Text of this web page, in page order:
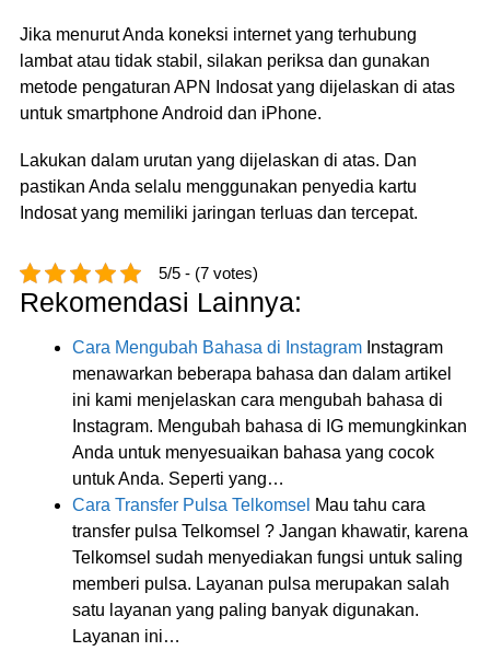
Jika menurut Anda koneksi internet yang terhubung
lambat atau tidak stabil, silakan periksa dan gunakan
metode pengaturan APN Indosat yang dijelaskan di atas
untuk smartphone Android dan iPhone.
Lakukan dalam urutan yang dijelaskan di atas. Dan
pastikan Anda selalu menggunakan penyedia kartu
Indosat yang memiliki jaringan terluas dan tercepat.
5/5 - (7 votes)
Rekomendasi Lainnya:
Cara Mengubah Bahasa di Instagram Instagram
menawarkan beberapa bahasa dan dalam artikel
ini kami menjelaskan cara mengubah bahasa di
Instagram. Mengubah bahasa di IG memungkinkan
Anda untuk menyesuaikan bahasa yang cocok
untuk Anda. Seperti yang…
Cara Transfer Pulsa Telkomsel Mau tahu cara
transfer pulsa Telkomsel ? Jangan khawatir, karena
Telkomsel sudah menyediakan fungsi untuk saling
memberi pulsa. Layanan pulsa merupakan salah
satu layanan yang paling banyak digunakan.
Layanan ini…